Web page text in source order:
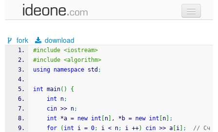
samples
recent codes
sign in
fork download
#include <iostream>
#include <algorithm>
using namespace std ;
int main( )
{
int n;
cin >> n;
int
*a = new int n , * b = new int n
;
for
( int i = 0; i < n; i ++) cin >> a i ;
// Сч